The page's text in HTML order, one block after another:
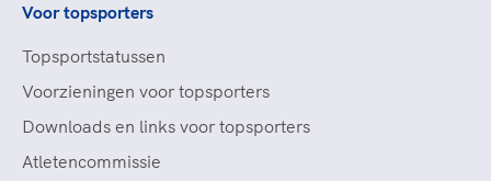
Voor topsporters
Topsportstatussen
Voorzieningen voor topsporters
Downloads en links voor topsporters
Atletencommissie